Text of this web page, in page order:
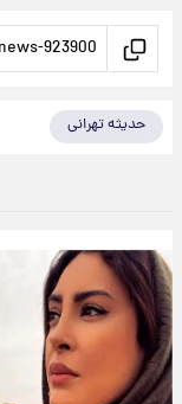
حدیثه تهرانی